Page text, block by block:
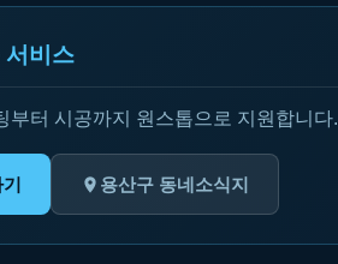
서비스
부터 시공까지 원스톱으로 지원합니다.
용산구 동네소식지